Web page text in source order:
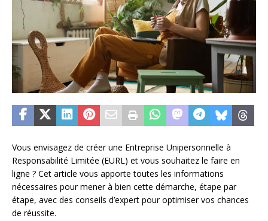
Vous envisagez de créer une Entreprise Unipersonnelle à
Responsabilité Limitée (EURL) et vous souhaitez le faire en
ligne ? Cet article vous apporte toutes les informations
nécessaires pour mener à bien cette démarche, étape par
étape, avec des conseils d’expert pour optimiser vos chances
de réussite.